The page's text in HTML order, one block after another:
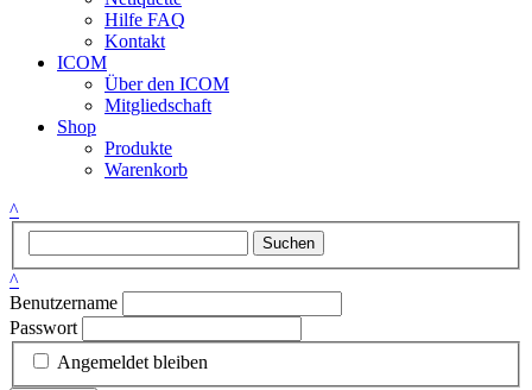
Hilfe FAQ
Kontakt
ICOM
Über den ICOM
Mitgliedschaft
Shop
Produkte
Warenkorb
^
Suchen
^
Benutzername
Passwort
Angemeldet bleiben